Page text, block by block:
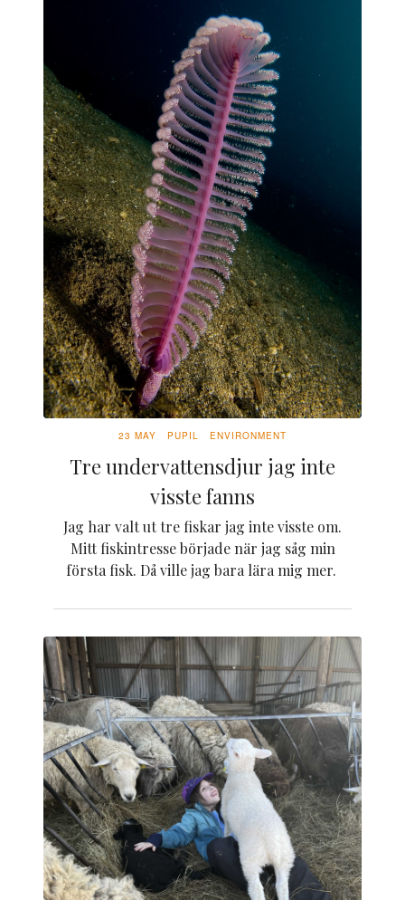
23 MAY PUPIL ENVIRONMENT
Tre undervattensdjur jag inte
visste fanns
Jag har valt ut tre fiskar jag inte visste om.
Mitt fiskintresse började när jag såg min
första fisk. Då ville jag bara lära mig mer.